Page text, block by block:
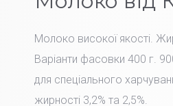
Молоко високої якості.
Варіанти фасовки 400 г.
для спеціального
жирності 3,2% та 2,5%.